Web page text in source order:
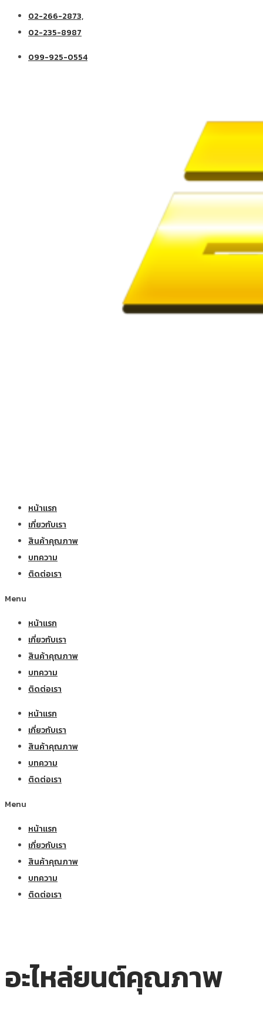
02-266-2873,
02-235-8987
099-925-0554
หน้าแรก
เกี่ยวกับเรา
สินค้าคุณภาพ
บทความ
ติดต่อเรา
Menu
หน้าแรก
เกี่ยวกับเรา
สินค้าคุณภาพ
บทความ
ติดต่อเรา
หน้าแรก
เกี่ยวกับเรา
สินค้าคุณภาพ
บทความ
ติดต่อเรา
Menu
หน้าแรก
เกี่ยวกับเรา
สินค้าคุณภาพ
บทความ
ติดต่อเรา
อะไหล่ยนต์คุณภาพ